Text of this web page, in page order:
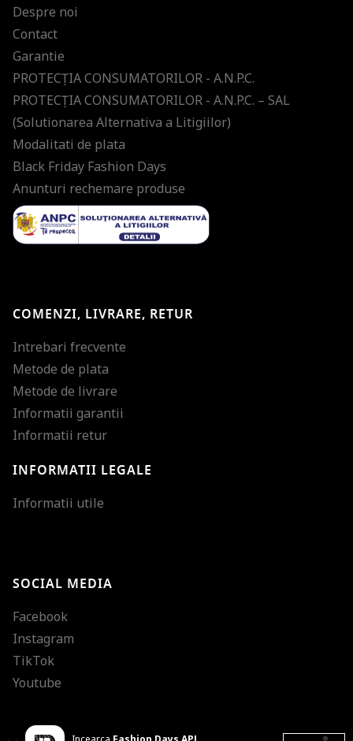
Despre noi
Contact
Garantie
PROTECŢIA CONSUMATORILOR - A.N.P.C.
PROTECŢIA CONSUMATORILOR - A.N.P.C. – SAL
(Solutionarea Alternativa a Litigiilor)
Modalitati de plata
Black Friday Fashion Days
Anunturi rechemare produse
COMENZI, LIVRARE, RETUR
Intrebari frecvente
Metode de plata
Metode de livrare
Informatii garantii
Informatii retur
INFORMATII LEGALE
Informatii utile
SOCIAL MEDIA
Facebook
Instagram
TikTok
Youtube